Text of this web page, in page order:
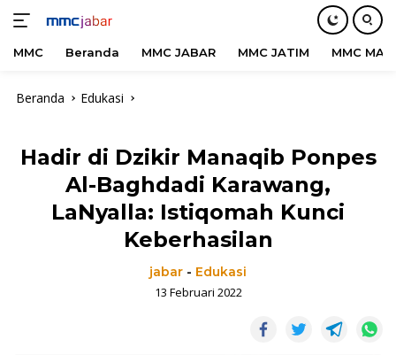
MMC Beranda MMC JABAR MMC JATIM MMC
Beranda Edukasi
Hadir di Dzikir Manaqib Ponpes
Al-Baghdadi Karawang,
LaNyalla: Istiqomah Kunci
Keberhasilan
jabar - Edukasi
13 Februari 2022